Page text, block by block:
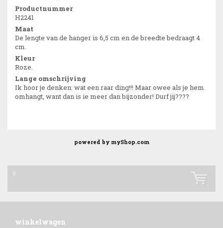
Productnummer
H2241
Maat
De lengte van de hanger is 6,5 cm en de breedte bedraagt 4
cm.
Kleur
Roze.
Lange omschrijving
Ik hoor je denken: wat een raar ding!!! Maar owee als je hem
omhangt, want dan is ie meer dan bijzonder! Durf jij????
powered by myShop.com
0
winkelwagen